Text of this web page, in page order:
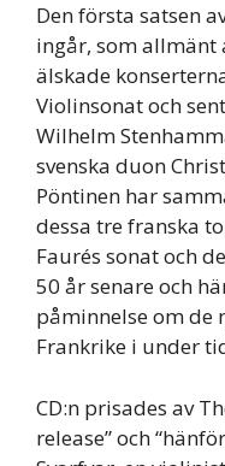
Den första satsen
ingår, som allmänt
älskade
Violinsonat och
Wilhelm
svenska duon
Pöntinen har
dessa tre franska
Faurés sonat och
50 år senare och
påminnelse om de
Frankrike i under
CD:n prisades av
release” och